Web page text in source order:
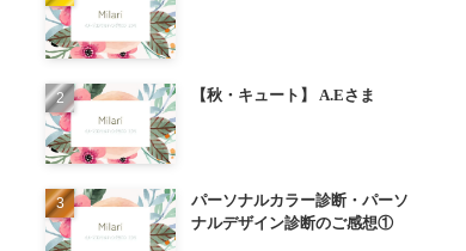
【秋・キュート】 A.Eさま
パーソナルカラー診断・パーソ
ナルデザイン診断のご感想①